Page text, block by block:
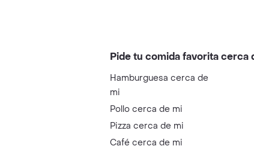
Pide tu comida favorita cerca
Hamburguesa cerca de
mi
Pollo cerca de mi
Pizza cerca de mi
Café cerca de mi